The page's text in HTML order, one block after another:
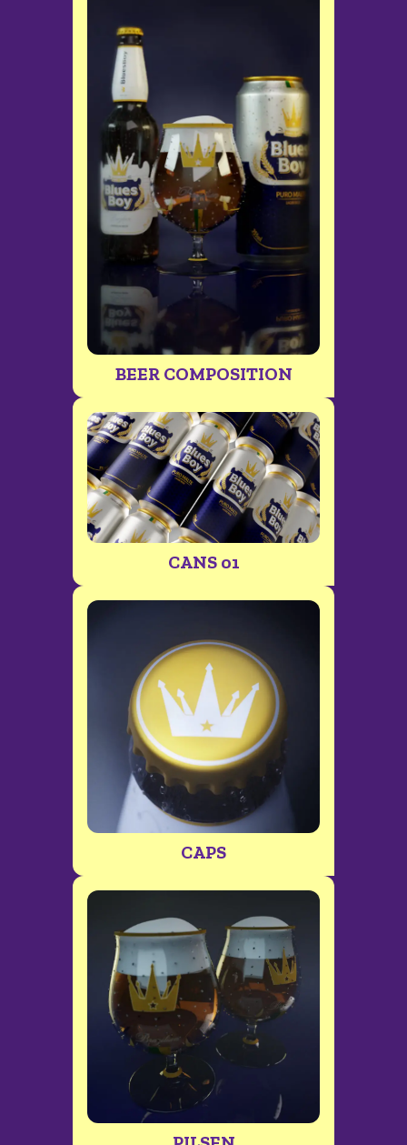
BEER COMPOSITION
CANS 01
CAPS